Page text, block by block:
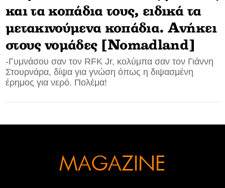
ADVERTISE
και τα κοπάδια τους, ειδικά τα
μετακινούμενα κοπάδια. Ανήκει
στους νομάδες [Nomadland]
-Γυμνάσου σαν τον RFK Jr, κολύμπα σαν τον Γιάννη
Στουρνάρα, δίψα για γνώση όπως η διψασμένη
έρημος για νερό. Πολέμα!
MAGAZINE